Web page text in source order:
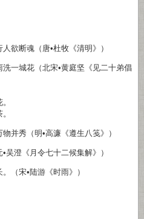
欲断魂（唐•杜牧《清明》）
一城花（北宋•黄庭坚《见二十弟倡
并秀（明•高濂《遵生八笺》）
澄《月令七十二候集解》）
（宋•陆游《时雨》）